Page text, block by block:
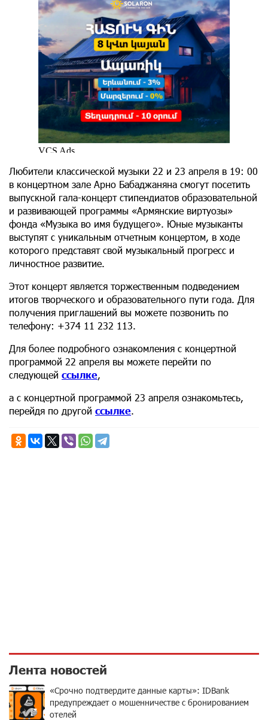
Любители классической музыки 22 и 23 апреля в 19: 00
в концертном зале Арно Бабаджаняна смогут посетить
выпускной гала-концерт стипендиатов образовательной
и развивающей программы «Армянские виртуозы»
фонда «Музыка во имя будущего». Юные музыканты
выступят с уникальным отчетным концертом, в ходе
которого представят свой музыкальный прогресс и
личностное развитие.
Этот концерт является торжественным подведением
итогов творческого и образовательного пути года. Для
получения приглашений вы можете позвонить по
телефону: +374 11 232 113.
Для более подробного ознакомления с концертной
программой 22 апреля вы можете перейти по
следующей ссылке
а с концертной программой 23 апреля ознакомьтесь,
перейдя по другой ссылке
Лента новостей
«Срочно подтвердите данные карты»: IDBank
предупреждает о мошенничестве с бронированием
отелей